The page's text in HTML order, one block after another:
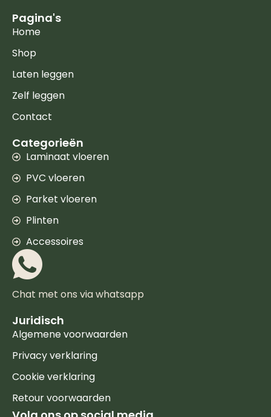
Pagina's
Home
Shop
Laten leggen
Zelf leggen
Contact
Categorieën
Laminaat vloeren
PVC vloeren
Parket vloeren
Plinten
Accessoires
Chat met ons via whatsapp
Juridisch
Algemene voorwaarden
Privacy verklaring
Cookie verklaring
Retour voorwaarden